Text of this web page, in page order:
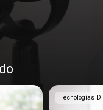
Tecnologías